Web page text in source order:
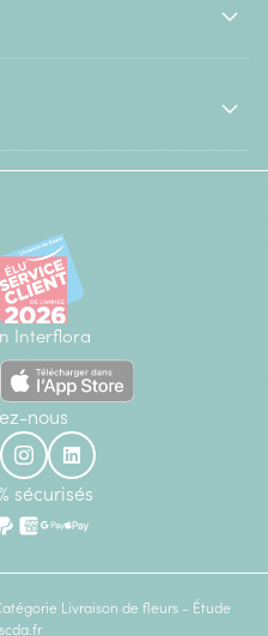
Interflora
nous
sécurisés
Livraison de fleurs - Étude